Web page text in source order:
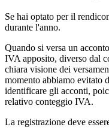
Se hai optato per il
durante l'anno.
Quando si versa un
IVA apposito, diverso dal
chiara visione dei
momento abbiamo evitato
identificare gli acconti,
relativo conteggio IVA.
La registrazione deve